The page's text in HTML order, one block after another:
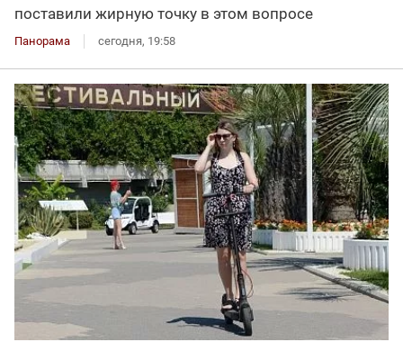
поставили жирную точку в этом вопросе
Панорама сегодня, 19:58